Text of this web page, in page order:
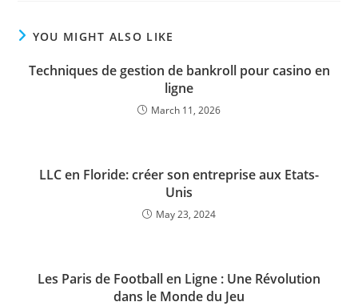
YOU MIGHT ALSO LIKE
Techniques de gestion de bankroll pour casino en
ligne
March 11, 2026
LLC en Floride: créer son entreprise aux Etats-
Unis
May 23, 2024
Les Paris de Football en Ligne : Une Révolution
dans le Monde du Jeu